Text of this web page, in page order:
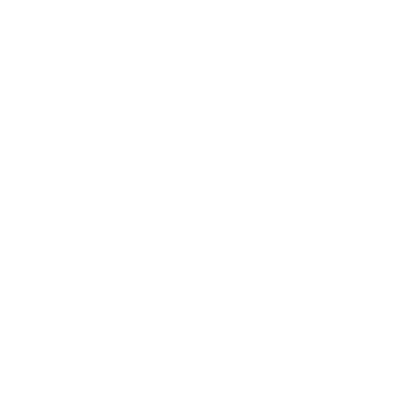
«Hay una emergencia en la oficina, me
trabajaba hasta tarde, y cuando llegaba a casa,